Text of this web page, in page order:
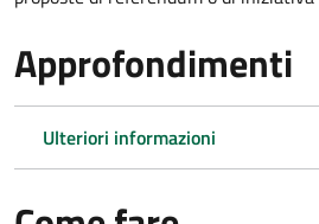
Approfondimenti
Ulteriori informazioni